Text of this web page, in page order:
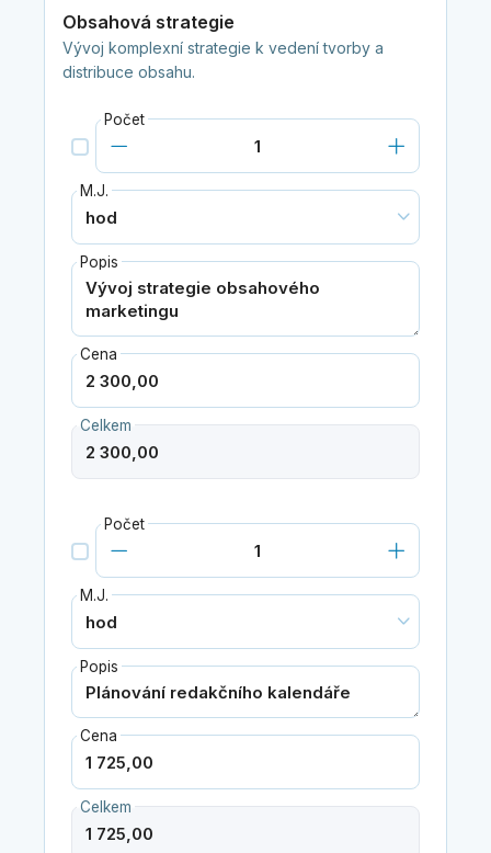
Obsahová strategie
Vývoj komplexní strategie k vedení tvorby a
distribuce obsahu.
Počet
M.J.
Popis
Cena
Celkem
Počet
M.J.
Popis
Cena
Celkem